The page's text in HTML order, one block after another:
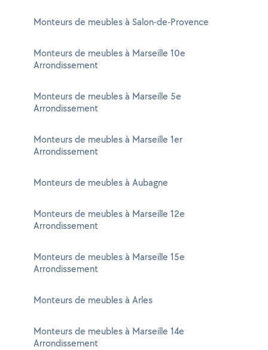
Monteurs de meubles à Salon-de-Provence
Monteurs de meubles à Marseille 10e
Arrondissement
Monteurs de meubles à Marseille 5e
Arrondissement
Monteurs de meubles à Marseille 1er
Arrondissement
Monteurs de meubles à Aubagne
Monteurs de meubles à Marseille 12e
Arrondissement
Monteurs de meubles à Marseille 15e
Arrondissement
Monteurs de meubles à Arles
Monteurs de meubles à Marseille 14e
Arrondissement